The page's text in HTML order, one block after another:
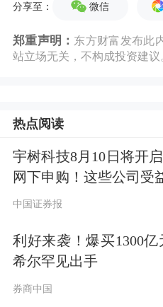
用足上下功夫，坚
升实施效能。做强
电网、算力网、新
下管网、物流网等
16.23万亿元！今年
据海关统计，4月
进出口总值4.38
分享至： 微信
郑重声明： 东方财富发布此
站立场无关，不构成投资建议
热点阅读
宇树科技8月10日将开启
网下申购！这些公司受
中国证券报
利好来袭！爆买1300亿
希尔罕见出手
券商中国